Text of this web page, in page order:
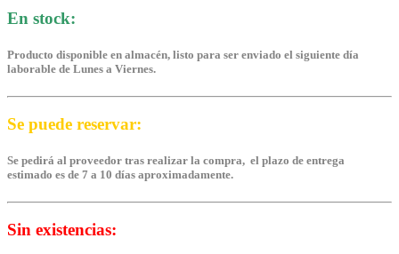
En stock:
Producto disponible en almacén, listo para ser enviado el siguiente día
laborable de Lunes a Viernes.
Se puede reservar:
Se pedirá al proveedor tras realizar la compra, el plazo de entrega
estimado es de 7 a 10 días aproximadamente.
Sin existencias: